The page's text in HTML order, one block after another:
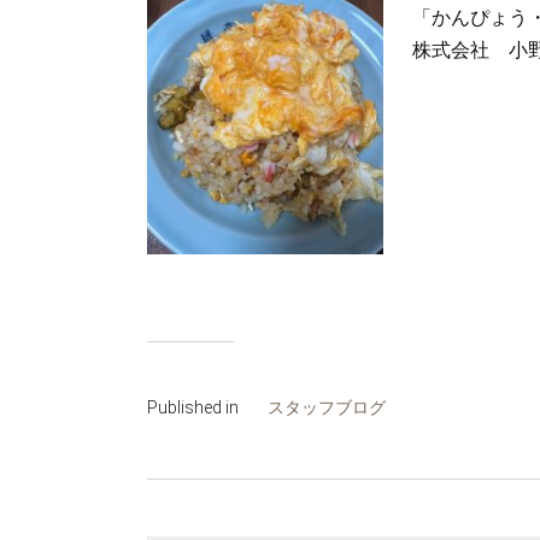
「かんぴょう
株式会社 小
Published in スタッフブログ